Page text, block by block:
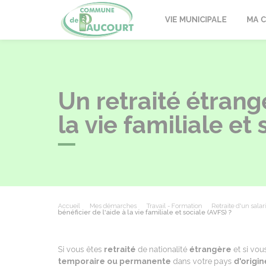
PaucourtVIE MUNICIPALE MA
Un retraité
la vie familiale et
Accueil Mes démarches Travail - Formation Retraite d'un
bénéficier de l'aide à la vie familiale et sociale (AVFS) ?
Si vous êtes retraité de nationalité étrangère et si
temporaire ou permanente dans votre pays